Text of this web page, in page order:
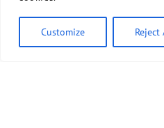
Customize Reject